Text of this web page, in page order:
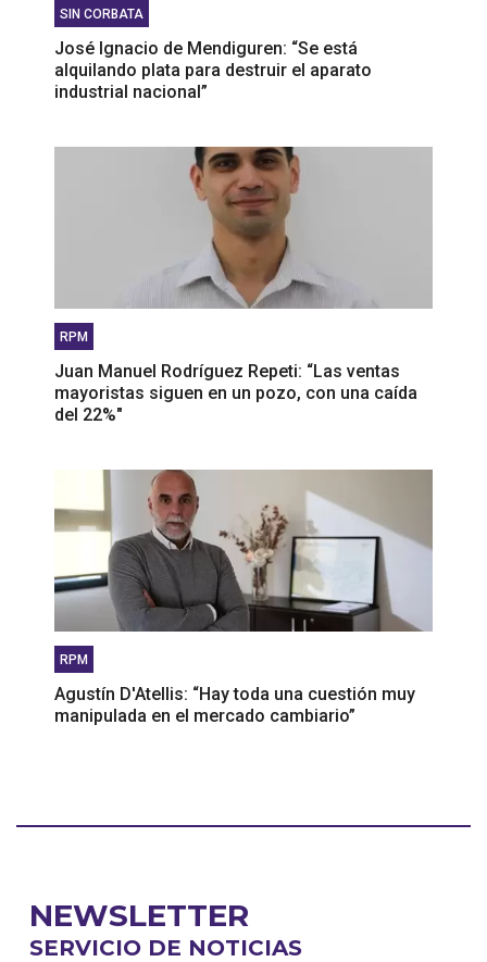
SIN CORBATA
José Ignacio de Mendiguren: “Se está
alquilando plata para destruir el aparato
industrial nacional”
RPM
Juan Manuel Rodríguez Repeti: “Las ventas
mayoristas siguen en un pozo, con una caída
del 22%"
RPM
Agustín D'Atellis: “Hay toda una cuestión muy
manipulada en el mercado cambiario”
NEWSLETTER
SERVICIO DE NOTICIAS